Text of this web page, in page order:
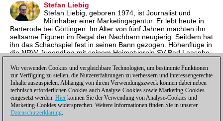
Stefan Liebig
Stefan Liebig, geboren 1974, ist Journalist und
Mitinhaber einer Marketingagentur. Er lebt heute in
Barterode bei Göttingen. Im Alter von fünf Jahren machten ihn
seltsame Figuren im Regal der Nachbarn neugierig. Seitdem hat
ihn das Schachspiel fest in seinen Bann gezogen. Höhenflüge in
die NRW-Jugendliga mit seinem Heimatverein SV Bad Laasphe
Göttingen waren Highlights für den ehemaligen
Jugendsüdwestfalenmeister.
Wir verwenden Cookies und vergleichbare Technologien, um bestimmte Funktionen
zur Verfügung zu stellen, die Nutzererfahrungen zu verbessern und interessengerechte
Inhalte auszuspielen. Abhängig von ihrem Verwendungszweck können dabei neben
technisch erforderlichen Cookies auch Analyse-Cookies sowie Marketing-Cookies
eingesetzt werden. Hier können Sie der Verwendung von Analyse-Cookies und
Marketing-Cookies widersprechen. Weitere Informationen finden Sie in unserer
Datenschutzerklärung.